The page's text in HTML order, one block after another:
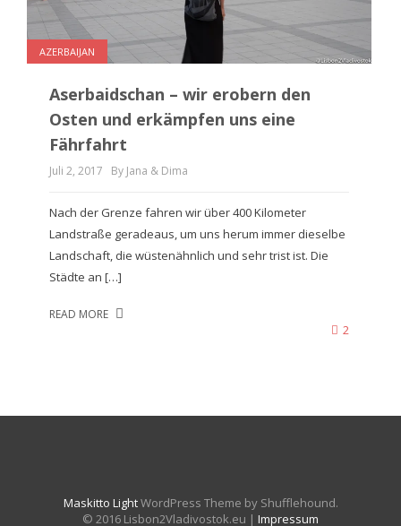
AZERBAIJAN
Aserbaidschan – wir erobern den
Osten und erkämpfen uns eine
Fährfahrt
Juli 2, 2017 By Jana & Dima
Nach der Grenze fahren wir über 400 Kilometer
Landstraße geradeaus, um uns herum immer dieselbe
Landschaft, die wüstenähnlich und sehr trist ist. Die
Städte an […]
READ MORE
2
Maskitto LightWordPress Theme by Shufflehound.
© 2016 Lisbon2Vladivostok.eu | Impressum